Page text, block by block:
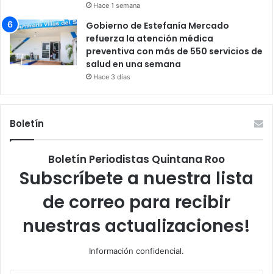
Hace 1 semana
Gobierno de Estefanía Mercado
refuerza la atención médica
preventiva con más de 550 servicios de
salud en una semana
Hace 3 días
Boletín
Boletín Periodistas Quintana Roo
Subscríbete a nuestra lista
de correo para recibir
nuestras actualizaciones!
Información confidencial.